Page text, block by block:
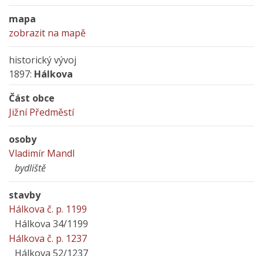
mapa
zobrazit na mapě
historický vývoj
1897: Hálkova
Část obce
Jižní Předměstí
osoby
Vladimír Mandl
bydliště
stavby
Hálkova č. p. 1199
Hálkova 34/1199
Hálkova č. p. 1237
Hálkova 52/1237